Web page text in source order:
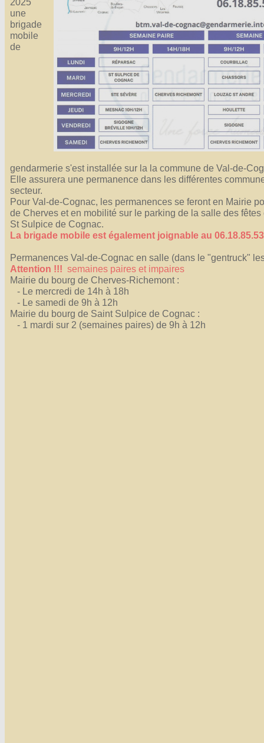
Affiches 2023-2024
Affiches 2024-2025
une
brigade
mobile
de
gendarmerie s'est installée sur la la commune de Val-de-
Elle assurera une permanence dans les différentes
secteur.
Pour Val-de-Cognac, les permanences se feront en Mairie
de Cherves et en mobilité sur le parking de la salle des fêtes
St Sulpice de Cognac.
La brigade mobile est également joignable au
Permanences Val-de-Cognac en salle (dans le "gentruck"
Attention !!! semaines paires et impaires
Mairie du bourg de Cherves-Richemont :
- Le mercredi de 14h à 18h
- Le samedi de 9h à 12h
Mairie du bourg de Saint Sulpice de Cognac :
- 1 mardi sur 2 (semaines paires) de 9h à 12h